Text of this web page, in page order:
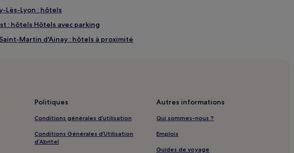
Lès-Lyon : hôtels
: hôtels Hôtels avec parking
Martin d'Ainay : hôtels à proximité
de La Part-Dieu : hôtels à proximité
de la Confluence : hôtels à proximité
Place des Archives : hôtels à proximité
Politiques
Conditions générales d’utilisation
Conditions Générales d’Utilisation
d’Abritel
Autres informations
Qui sommes-nous ?
Emplois
Guides de voyage